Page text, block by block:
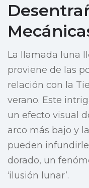
La llamada luna
proviene de las
relación con la
verano. Este
un efecto visual
arco más bajo y
pueden
dorado, un
‘ilusión lunar’.